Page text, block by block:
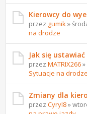
Kierowcy do
przez gumik »
na drodze
Jak się
przezMATRIX266
Sytuacje na drodze
Zmiany dla
przezCyryl8»